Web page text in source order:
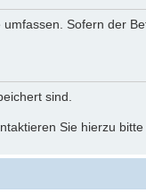
Sofern der
sind.
Sie hierzu